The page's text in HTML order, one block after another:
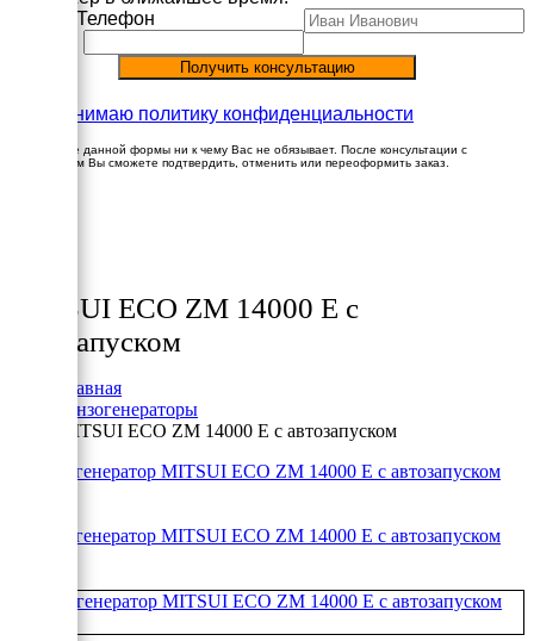
Телефон
Принимаю политику конфиденциальности
Заполнение данной формы ни к чему Вас не обязывает. После консультации с
менеджером Вы сможете подтвердить, отменить или переоформить заказ.
MITSUI ECO ZM 14000 E с
автозапуском
Главная
Бензогенераторы
MITSUI ECO ZM 14000 E с автозапуском